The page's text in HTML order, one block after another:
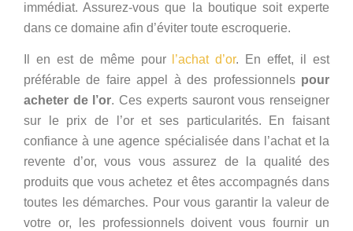
immédiat. Assurez-vous que la boutique soit experte
dans ce domaine afin d’éviter toute escroquerie.
Il en est de même pour l’achat d’or. En effet, il est
préférable de faire appel à des professionnels pour
acheter de l’or. Ces experts sauront vous renseigner
sur le prix de l’or et ses particularités. En faisant
confiance à une agence spécialisée dans l’achat et la
revente d’or, vous vous assurez de la qualité des
produits que vous achetez et êtes accompagnés dans
toutes les démarches. Pour vous garantir la valeur de
votre or, les professionnels doivent vous fournir un